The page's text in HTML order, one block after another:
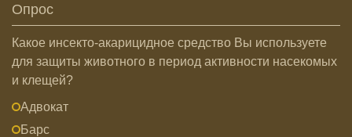
Опрос
Какое инсекто-акарицидное средство Вы используете
для защиты животного в период активности насекомых
и клещей?
Адвокат
Барс